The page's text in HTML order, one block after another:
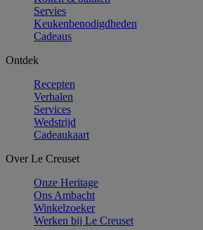
Servies
Keukenbenodigdheden
Cadeaus
Ontdek
Recepten
Verhalen
Services
Wedstrijd
Cadeaukaart
Over Le Creuset
Onze Heritage
Ons Ambacht
Winkelzoeker
Werken bij Le Creuset